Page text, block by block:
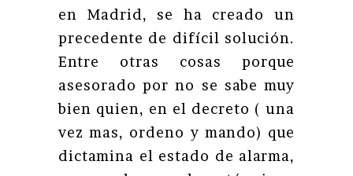
en Madrid, se ha creado un
precedente de difícil solución.
Entre otras cosas porque
asesorado por no se sabe muy
bien quien, en el decreto ( una
vez mas, ordeno y mando) que
dictamina el estado de alarma,